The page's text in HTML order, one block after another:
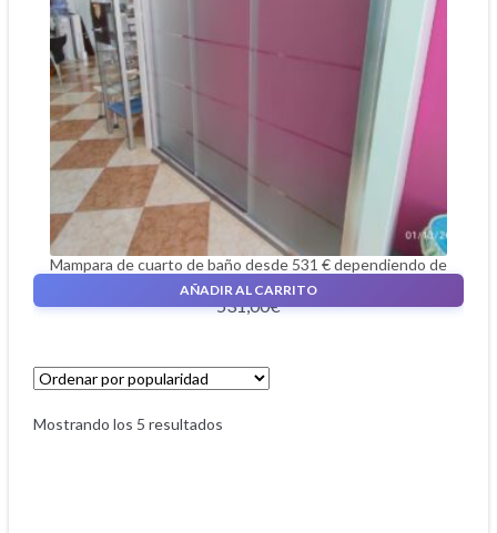
Mampara de cuarto de baño desde 531 € dependiendo de
la medida para el cuarto de baño
531,00€
AÑADIR AL CARRITO
Mostrando los 5 resultados